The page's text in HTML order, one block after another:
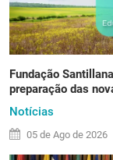
Fundação
preparação das
Notícias
05 de Ago de 2026